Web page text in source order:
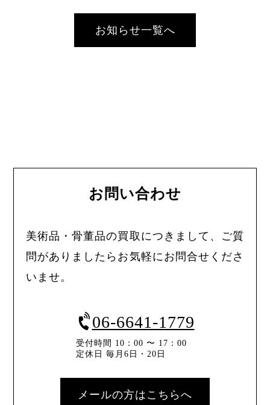
お知らせ一覧へ
お問い合わせ
美術品・骨董品の買取につきまして、ご質
問がありましたらお気軽にお問合せくださ
いませ。
06-6641-1779
受付時間 10：00 〜 17：00
定休日 毎月6日・20日
メールの方はこちらへ